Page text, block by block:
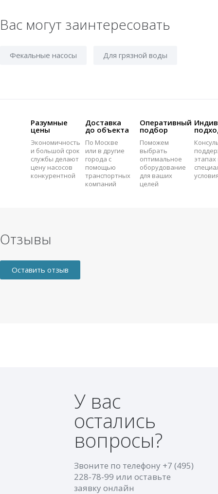
Вас могут заинтересовать
Фекальные насосы Для грязной воды
Разумные
цены
Экономичность
и большой срок
службы делают
цену насосов
конкурентной
Доставка
до объекта
По Москве
или в другие
города с
помощью
транспортных
компаний
Оперативный
подбор
Поможем
выбрать
оптимальное
оборудование
для ваших
целей
этапах
Отзывы
Оставить отзыв
У вас
остались
вопросы?
Звоните по телефону +7 (495)
228-78-99 или оставьте
заявку онлайн